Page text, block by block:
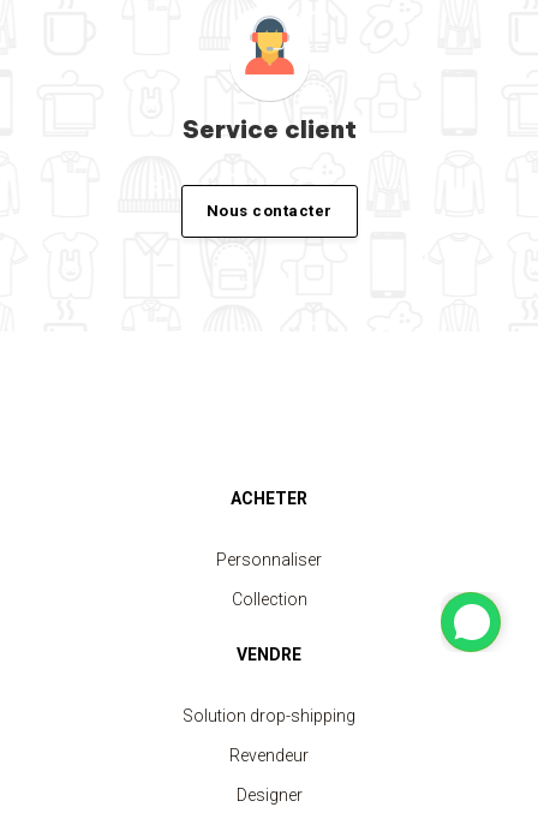
Service client
Nous contacter
ACHETER
Personnaliser
Collection
VENDRE
Solution drop-shipping
Revendeur
Designer